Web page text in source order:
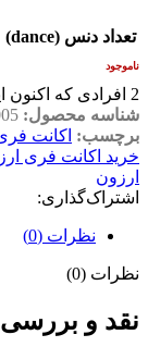
تعداد دنس (dance)
ناموجود
2 افرادی که
شناسه محصول:
برچسب: اکانت
خرید اکانت فری
ارزون
اشتراک‌گذاری:
نظرات (0)
نظرات (0)
نقد و